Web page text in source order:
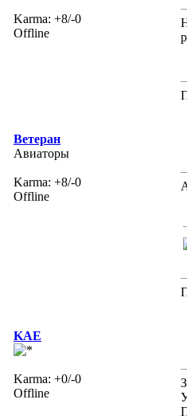
Karma: +8/-0
Offline
Ветеран
Авиаторы
Karma: +8/-0
Offline
KAE
Karma: +0/-0
Offline